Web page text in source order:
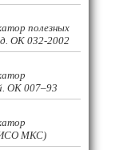
полезных
ОК 032-2002
ОК 007–93
МКС)